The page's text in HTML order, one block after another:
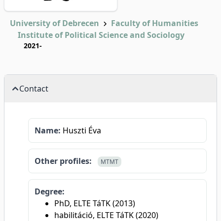
University of Debrecen
Faculty of Humanities
Institute of Political Science and Sociology
2021-
Contact
Name: Huszti Éva
Other profiles: MTMT
Degree:
PhD, ELTE TáTK (2013)
habilitáció, ELTE TáTK (2020)